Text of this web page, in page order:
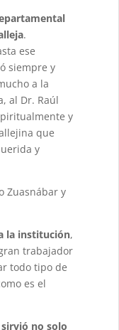
.
ese
siempre y
a la
al Dr. Raúl
y
que
y
Zuasnábar y
la institución,
trabajador
todo tipo de
es el
no solo